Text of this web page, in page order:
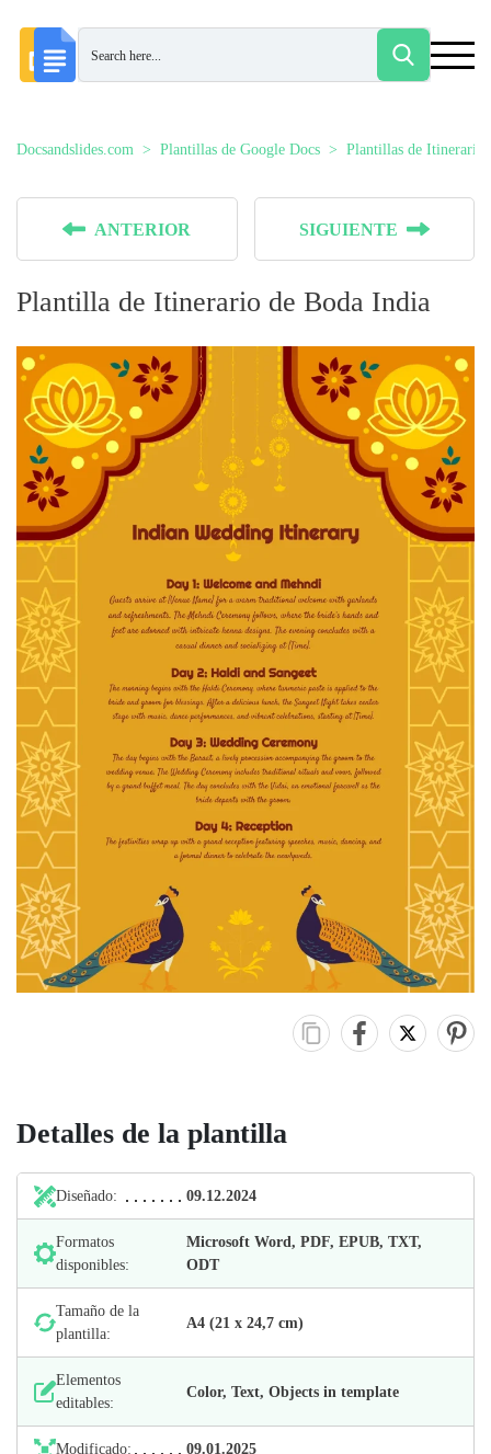
Docsandslides.com Plantillas de Google Docs Plantillas de Itinerario
ANTERIOR SIGUIENTE
Plantilla de Itinerario de Boda India
Detalles de la plantilla
Diseñado: 09.12.2024
Formatos
disponibles:
Microsoft Word, PDF, EPUB, TXT,
ODT
Tamaño de la
plantilla:
А4 (21 х 24,7 cm)
Elementos
editables:
Color, Text, Objects in template
Modificado: 09.01.2025